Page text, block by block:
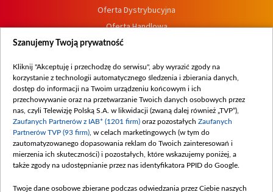
Oferta Dystrybucyjna
Oferta Handlowa
Dostępność
Procedura zgłoszeń wewnętrznych
Szanujemy Twoją prywatność
Kliknij "Akceptuję i przechodzę do serwisu", aby wyrazić zgody na
korzystanie z technologii automatycznego śledzenia i zbierania danych,
dostęp do informacji na Twoim urządzeniu końcowym i ich
przechowywanie oraz na przetwarzanie Twoich danych osobowych przez
nas, czyli Telewizję Polską S.A. w likwidacji (zwaną dalej również „TVP”),
Zaufanych Partnerów z IAB* (1201 firm) oraz pozostałych Zaufanych
Partnerów TVP (93 firm) , w celach marketingowych (w tym do
zautomatyzowanego dopasowania reklam do Twoich zainteresowań i
mierzenia ich skuteczności) i pozostałych, które wskazujemy poniżej, a
także zgody na udostępnianie przez nas identyfikatora PPID do Google.
Twoje dane osobowe zbierane podczas odwiedzania przez Ciebie naszych